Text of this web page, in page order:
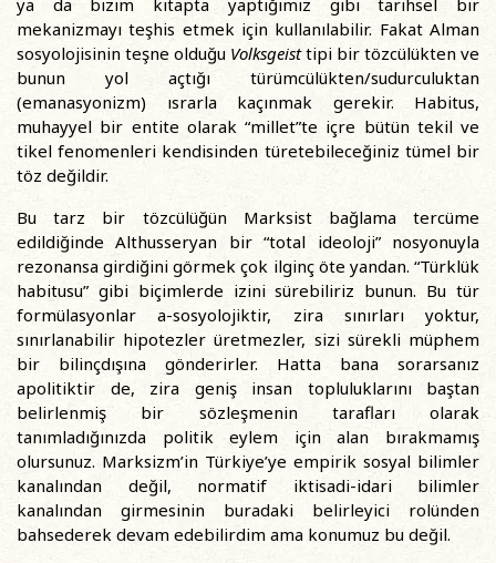
mekanizmayı teşhis etmek için kullanılabilir. Fakat Alman
sosyolojisinin teşne olduğu Volksgeisttipi bir tözcülükten ve
bunun yol açtığı türümcülükten/sudurculuktan
(emanasyonizm) ısrarla kaçınmak gerekir. Habitus,
muhayyel bir entite olarak “millet”te içre bütün tekil ve
tikel fenomenleri kendisinden türetebileceğiniz tümel bir
töz değildir.
Bu tarz bir tözcülüğün Marksist bağlama tercüme
edildiğinde Althusseryan bir “total ideoloji” nosyonuyla
rezonansa girdiğini görmek çok ilginç öte yandan. “Türklük
habitusu” gibi biçimlerde izini sürebiliriz bunun. Bu tür
formülasyonlar a-sosyolojiktir, zira sınırları yoktur,
sınırlanabilir hipotezler üretmezler, sizi sürekli müphem
bir bilinçdışına gönderirler. Hatta bana sorarsanız
apolitiktir de, zira geniş insan topluluklarını baştan
belirlenmiş bir sözleşmenin tarafları olarak
tanımladığınızda politik eylem için alan bırakmamış
olursunuz. Marksizm’in Türkiye’ye empirik sosyal bilimler
kanalından değil, normatif iktisadi-idari bilimler
kanalından girmesinin buradaki belirleyici rolünden
bahsederek devam edebilirdim ama konumuz bu değil.